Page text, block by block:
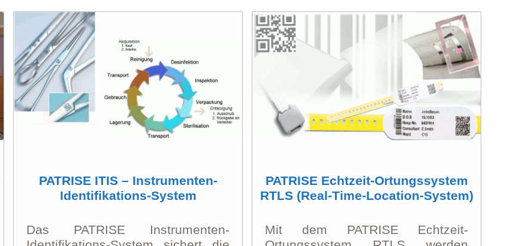
PATRISE ITIS – Instrumenten-
Identifikations-System
Das PATRISE Instrumenten-
PATRISE Echtzeit-Ortungssystem
RTLS (Real-Time-Location-System)
Mit dem PATRISE Echtzeit-